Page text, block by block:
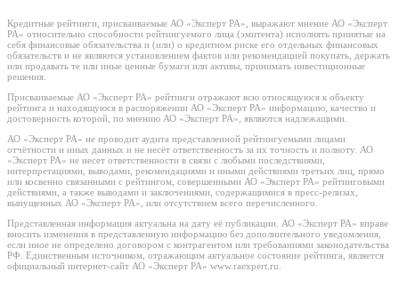
Кредитные рейтинги, присваиваемые АО «Эксперт РА», выражают мнение АО «Эксперт
РА» относительно способности рейтингуемого лица (эмитента) исполнять принятые на
себя финансовые обязательства и (или) о кредитном риске его отдельных финансовых
обязательств и не являются установлением фактов или рекомендацией покупать, держать
или продавать те или иные ценные бумаги или активы, принимать инвестиционные
решения.
Присваиваемые АО «Эксперт РА» рейтинги отражают всю относящуюся к объекту
рейтинга и находящуюся в распоряжении АО «Эксперт РА» информацию, качество и
достоверность которой, по мнению АО «Эксперт РА», являются надлежащими.
АО «Эксперт РА» не проводит аудита представленной рейтингуемыми лицами
отчётности и иных данных и не несёт ответственность за их точность и полноту. АО
«Эксперт РА» не несет ответственности в связи с любыми последствиями,
интерпретациями, выводами, рекомендациями и иными действиями третьих лиц, прямо
или косвенно связанными с рейтингом, совершенными АО «Эксперт РА» рейтинговыми
действиями, а также выводами и заключениями, содержащимися в пресс-релизах,
выпущенных АО «Эксперт РА», или отсутствием всего перечисленного.
Представленная информация актуальна на дату её публикации. АО «Эксперт РА» вправе
вносить изменения в представленную информацию без дополнительного уведомления,
если иное не определено договором с контрагентом или требованиями законодательства
РФ. Единственным источником, отражающим актуальное состояние рейтинга, является
официальный интернет-сайт АО «Эксперт РА» www.raexpert.ru.